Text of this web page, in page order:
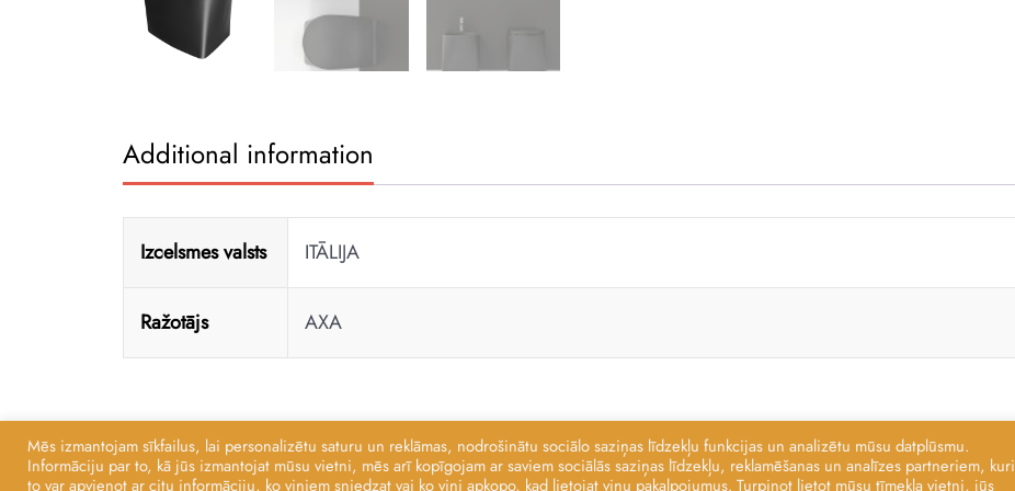
Additional information
Izcelsmes valsts ITĀLIJA
Ražotājs AXA
SIA TEGULADeveloped ByGood Looking Themes.Powered by
Mēs izmantojam sīkfailus, lai personalizētu saturu un reklāmas, nodrošinātu sociālo saziņas līdzekļu funkcijas un analizētu mūsu datplūsmu.
Informāciju par to, kā jūs izmantojat mūsu vietni, mēs arī kopīgojam ar saviem sociālās saziņas līdzekļu, reklamēšanas un analīzes partneriem, kuri
to var apvienot ar citu informāciju, ko viņiem sniedzat vai ko viņi apkopo, kad lietojat viņu pakalpojumus. Turpinot lietot mūsu tīmekļa vietni, jūs